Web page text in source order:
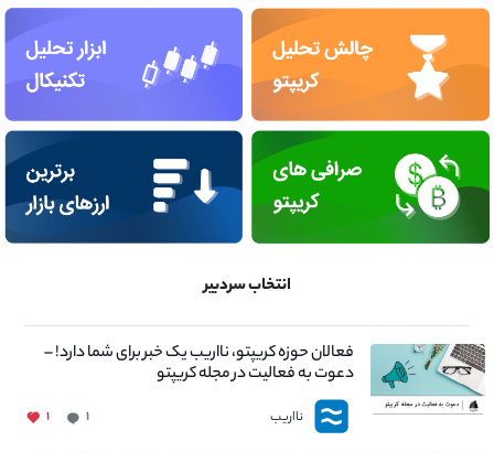
انتخاب سردبیر
فعالان حوزه کریپتو، نااریب یک خبر برای شما دارد! –
دعوت به فعالیت در مجله کریپتو
نااریب ۱ ۱